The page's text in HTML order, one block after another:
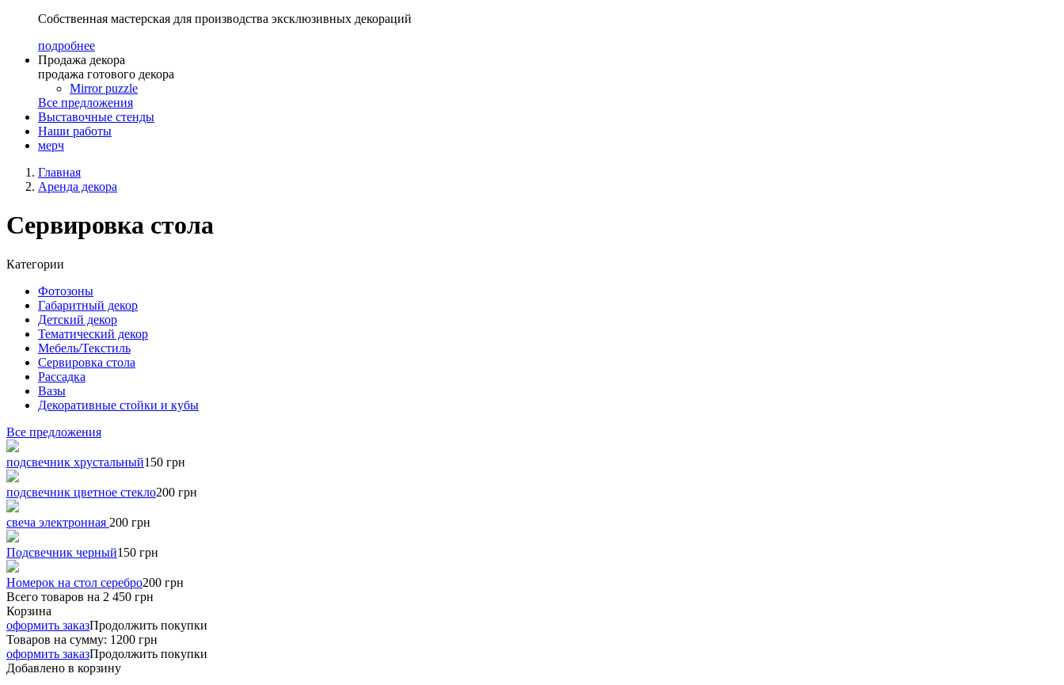
Собственная мастерская для производства эксклюзивных декораций
подробнее
Продажа декора
продажа готового декора
Mirror puzzle
Все предложения
Выставочные стенды
Наши работы
мерч
Главная
Аренда декора
Сервировка стола
Категории
Фотозоны
Габаритный декор
Детский декор
Тематический декор
Мебель/Текстиль
Сервировка стола
Рассадка
Вазы
Декоративные стойки и кубы
Все предложения
подсвечник хрустальный150 грн
подсвечник цветное стекло200 грн
свеча электронная 200 грн
Подсвечник черный150 грн
Номерок на стол серебро200 грн
Всего товаров на 2 450 грн
Корзина
оформить заказПродолжить покупки
Товаров на сумму: 1200 грн
оформить заказПродолжить покупки
Добавлено в корзину